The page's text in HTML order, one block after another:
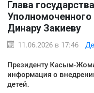
Глава
Динару Закиеву
11.06.2026 в 17:46
Президенту Касым-
информация о
детей.